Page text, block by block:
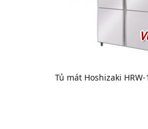
Tủ mát Hoshizaki HRW-